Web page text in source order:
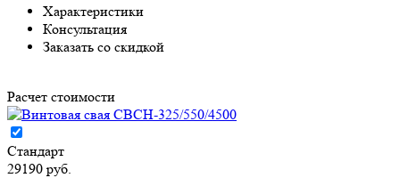
Характеристики
Консультация
Заказать со скидкой
Расчет стоимости
Стандарт
29190 руб.